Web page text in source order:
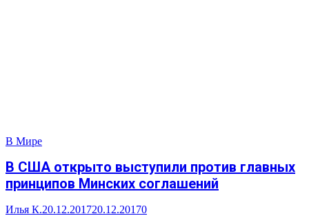
В Мире
В США открыто выступили против главных
принципов Минских соглашений
Илья К.20.12.201720.12.20170